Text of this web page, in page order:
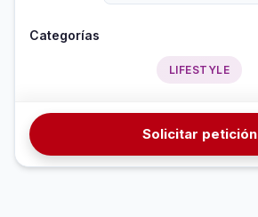
Categorías
LIFESTYLE
Solicitar petición